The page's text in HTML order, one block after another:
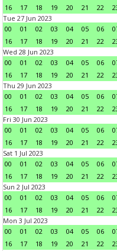
16
17 18 19 20 21 22
Tue 27 Jun 2023
00
01 02 03 04 05 06
16
17 18 19 20 21 22
Wed 28 Jun 2023
00
01 02 03 04 05 06
16
17 18 19 20 21 22
Thu 29 Jun 2023
00
01 02 03 04 05 06
16
17 18 19 20 21 22
Fri 30 Jun 2023
00
01 02 03 04 05 06
16
17 18 19 20 21 22
Sat 1 Jul 2023
00
01 02 03 04 05 06
16
17 18 19 20 21 22
Sun 2 Jul 2023
00
01 02 03 04 05 06
16
17 18 19 20 21 22
Mon 3 Jul 2023
00
01 02 03 04 05 06
16
17 18 19 20 21 22